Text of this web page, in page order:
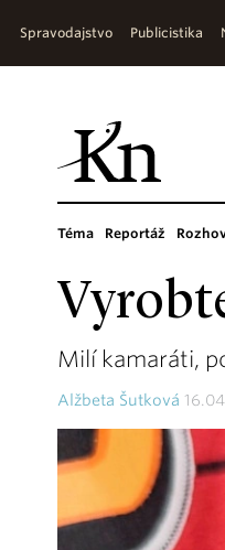
Spravodajstvo Publicistika
Téma Reportáž
Milí kamaráti,
Alžbeta Šutková